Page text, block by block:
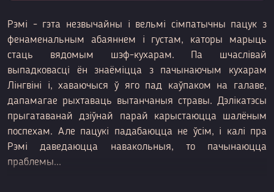
Рэмі - гэта незвычайны і вельмі сімпатычны пацук з
фенаменальным абаяннем і густам, каторы марыць
стаць вядомым шэф-кухарам. Па шчаслівай
выпадковасці ён знаёміцца з пачынаючым кухарам
Лінгвіні і, хаваючыся ў яго пад каўпаком на галаве,
дапамагае рыхтаваць вытанчаныя стравы. Дэлікатэсы
прыгатаванай дзіўнай парай карыстаюцца шалёным
поспехам. Але пацукі падабаюцца не ўсім, і калі пра
Рэмі даведаюцца навакольныя, то пачынаюцца
праблемы...